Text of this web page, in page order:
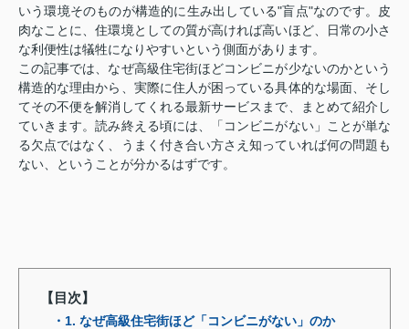
いう環境そのものが構造的に生み出している"盲点"なのです。皮
肉なことに、住環境としての質が高ければ高いほど、日常の小さ
な利便性は犠牲になりやすいという側面があります。
この記事では、なぜ高級住宅街ほどコンビニが少ないのかという
構造的な理由から、実際に住人が困っている具体的な場面、そし
てその不便を解消してくれる最新サービスまで、まとめて紹介し
ていきます。読み終える頃には、「コンビニがない」ことが単な
る欠点ではなく、うまく付き合い方さえ知っていれば何の問題も
ない、ということが分かるはずです。
【目次】
・1. なぜ高級住宅街ほど「コンビニがない」のか